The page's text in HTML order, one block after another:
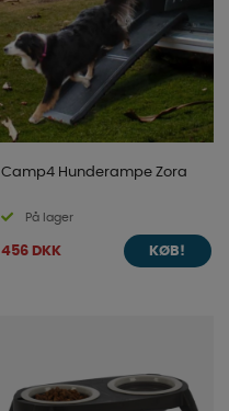
Camp4 Hunderampe Zora
På lager
456 DKK KØB!